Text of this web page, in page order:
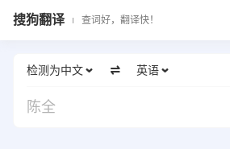
搜狗翻译 查词好，翻译快！
检测为中文 英语
陈全